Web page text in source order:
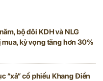
bộ đôi KDH và NLG
kỳ vọng tăng hơn 30%
“xả” cổ phiếu Khang Điền